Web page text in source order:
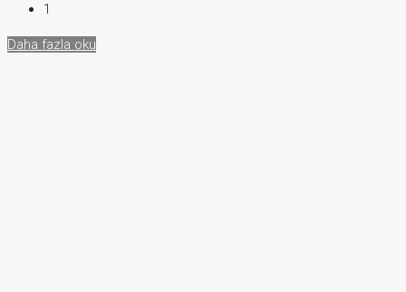
1
Daha fazla oku